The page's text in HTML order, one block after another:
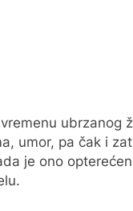
ubrzanog
umor, pa čak i
je ono